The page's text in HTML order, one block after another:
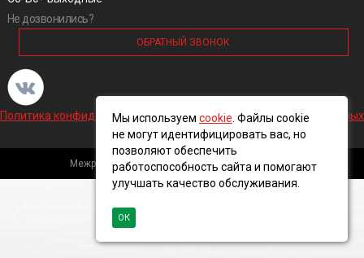
Не дозвонились?
ОБРАТНЫЙ ЗВОНОК
Политика конфиденциальности и обработки персональных данных
Межрегиональная кабельная компания, 2016 ©
Мы используем cookie . Файлы cookie
не могут идентифицировать вас, но
позволяют обеспечить
работоспособность сайта и помогают
улучшать качество обслуживания.
ОК